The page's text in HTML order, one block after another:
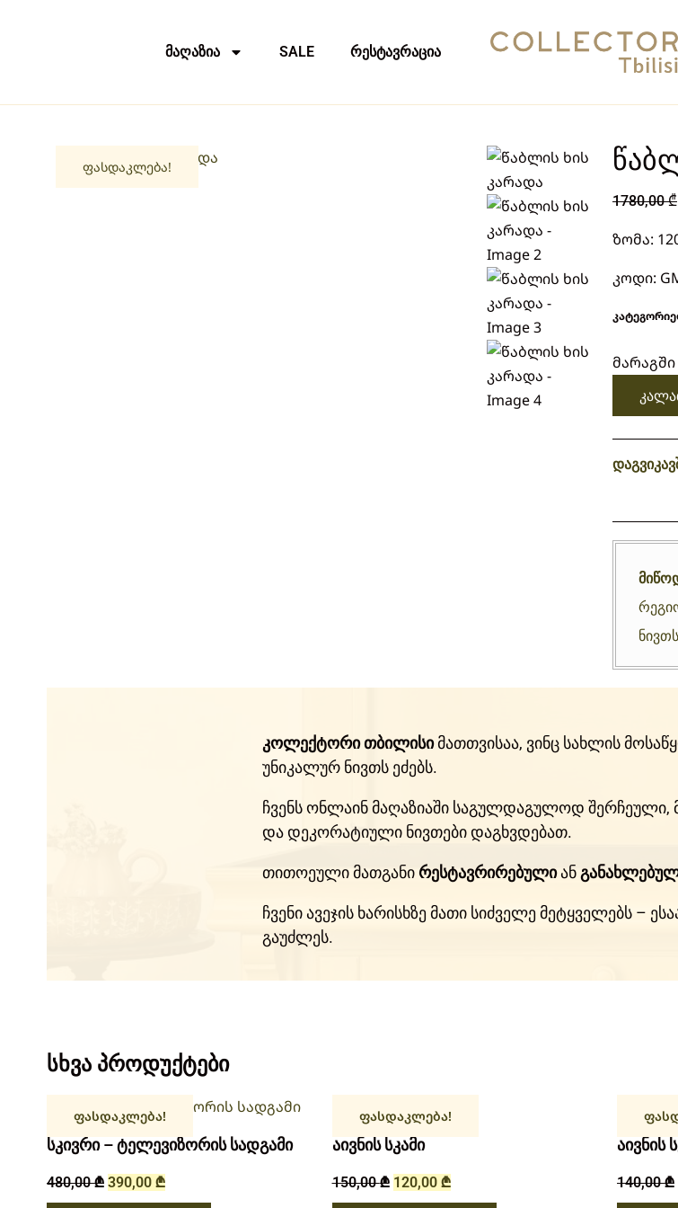
მაღაზია SALE რესტავრაცია
ფასდაკლება!
1780,00₾
ზომა:
კოდი:
მარაგში
კოლექტორი თბილისიმათთვისაა, ვინც სახლის
უნიკალურ ნივთს ეძებს.
ჩვენს ონლაინ მაღაზიაში საგულდაგულოდ შერჩეული,
და დეკორატიული ნივთები დაგხვდებათ.
თითოეული მათგანირესტავრირებულიან
ჩვენი ავეჯის ხარისხზე მათი სიძველე მეტყველებს –
გაუძლეს.
სხვა პროდუქტები
ფასდაკლება!
სკივრი – ტელევიზორის სადგამი
480,00₾ 390,00 ₾
ფასდაკლება!
აივნის სკამი
150,00₾ 120,00 ₾
აივნის
140,00₾